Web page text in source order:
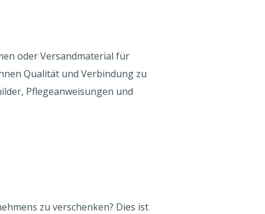
oder Versandmaterial für
Qualität und Verbindung zu
Pflegeanweisungen und
zu verschenken? Dies ist